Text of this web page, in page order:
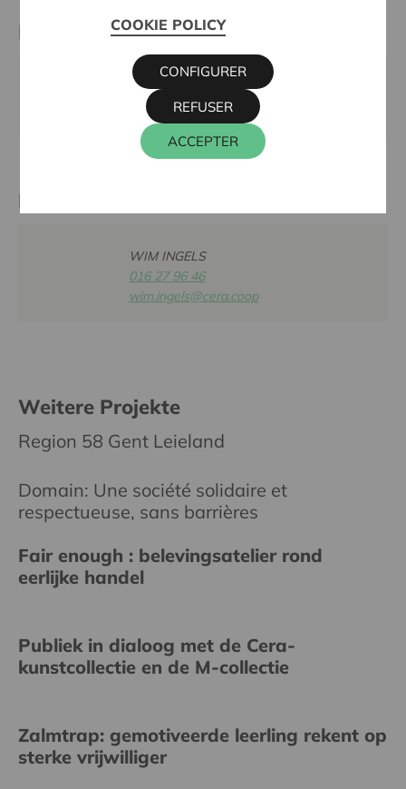
Partner
EKOLI VZW, NEDERKOUTER 79, 9000 GENT
www.ekoli.be
Kontaktperson
WIM INGELS
016 27 96 46
wim.ingels@cera.coop
Weitere Projekte
Region 58 Gent Leieland
Domain: Une société solidaire et
respectueuse, sans barrières
Fair enough : belevingsatelier rond
eerlijke handel
Publiek in dialoog met de Cera-
kunstcollectie en de M-collectie
Zalmtrap: gemotiveerde leerling rekent op
sterke vrijwilliger
COOKIE POLICY
ACCEPTER
REFUSER
CONFIGURER